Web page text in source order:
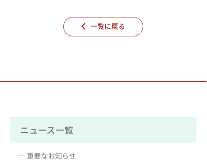
一覧に戻る
ニュース一覧
重要なお知らせ